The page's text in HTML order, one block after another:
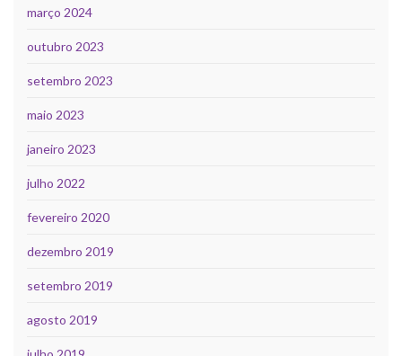
março 2024
outubro 2023
setembro 2023
maio 2023
janeiro 2023
julho 2022
fevereiro 2020
dezembro 2019
setembro 2019
agosto 2019